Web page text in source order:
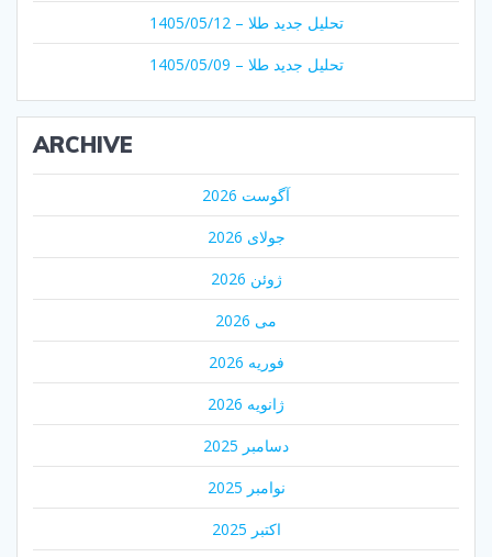
تحلیل جدید طلا – 1405/05/12
تحلیل جدید طلا – 1405/05/09
ARCHIVE
آگوست 2026
جولای 2026
ژوئن 2026
می 2026
فوریه 2026
ژانویه 2026
دسامبر 2025
نوامبر 2025
اکتبر 2025